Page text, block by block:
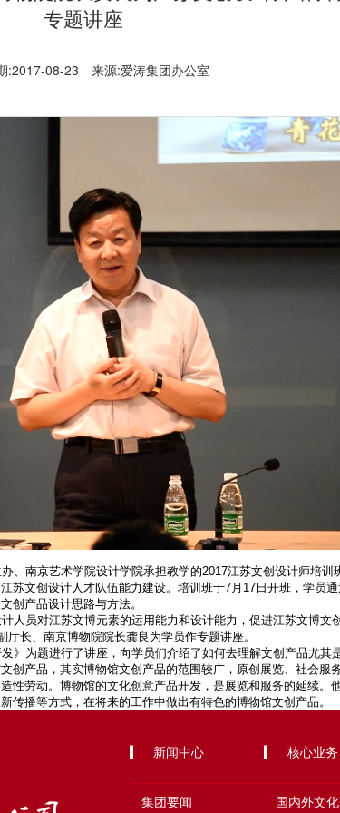
专题讲座
:2017-08-23 来源:爱涛集团办公室
、南京艺术学院设计学院承担教学的2017江苏文创设计师培训
苏文创设计人才队伍能力建设。培训班于7月17日开班，学员
创产品设计思路与方法。
人员对江苏文博元素的运用能力和设计能力，促进江苏文博文
长、南京博物院院长龚良为学员作专题讲座。
》为题进行了讲座，向学员们介绍了如何去理解文创产品尤其
创产品，其实博物馆文创产品的范围较广，原创展览、社会服
性劳动。博物馆的文化创意产品开发，是展览和服务的延续。
传播等方式，在将来的工作中做出有特色的博物馆文创产品。
新闻中心
集团要闻
核心业务
国内外文